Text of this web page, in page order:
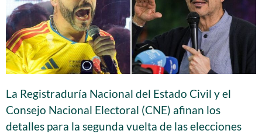
La Registraduría Nacional del Estado Civil y el
Consejo Nacional Electoral (CNE) afinan los
detalles para la segunda vuelta de las elecciones